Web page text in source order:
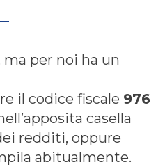
per noi ha un
il codice fiscale 976
casella
redditi, oppure
abitualmente.